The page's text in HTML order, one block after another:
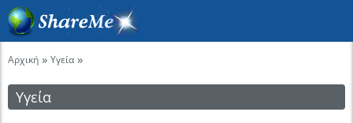
Αρχική » Υγεία »
Υγεία